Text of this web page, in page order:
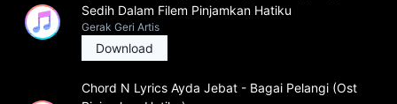
Sedih Dalam Filem Pinjamkan Hatiku
Gerak Geri Artis
Download
Chord N Lyrics Ayda Jebat - Bagai Pelangi (Ost